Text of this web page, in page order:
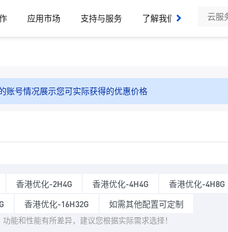
应用市场 支持与服务
了解我们
账号情况展示您可实际获得的优惠价格
香港优化-2H4G 香港优化-4H4G 香港优化-4H8G
香港优化-16H32G 如需其他配置可定制
能和性能有所差异，建议您根据实际需求选择！